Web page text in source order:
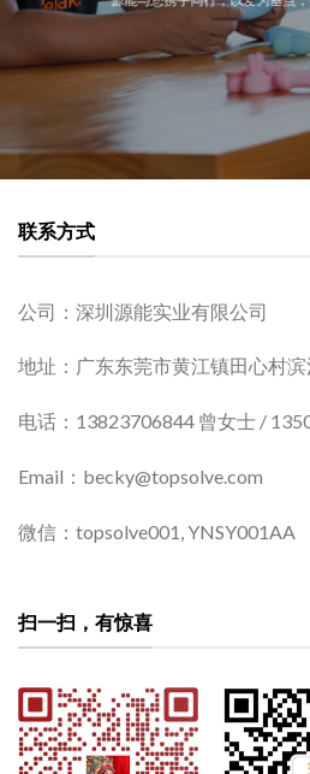
联系方式
公司：深圳源能实业有限公司
地址：广东东莞市黄江镇田心村
电话：13823706844 曾女士 /
Email：becky@topsolve.com
微信：topsolve001, YNSY001AA
扫一扫，有惊喜